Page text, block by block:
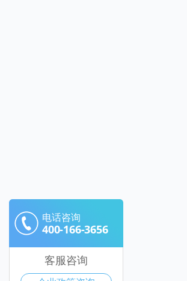
电话咨询
400-166-3656
客服咨询